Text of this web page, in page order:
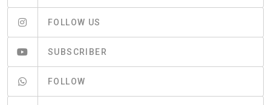
FOLLOW US
SUBSCRIBER
FOLLOW